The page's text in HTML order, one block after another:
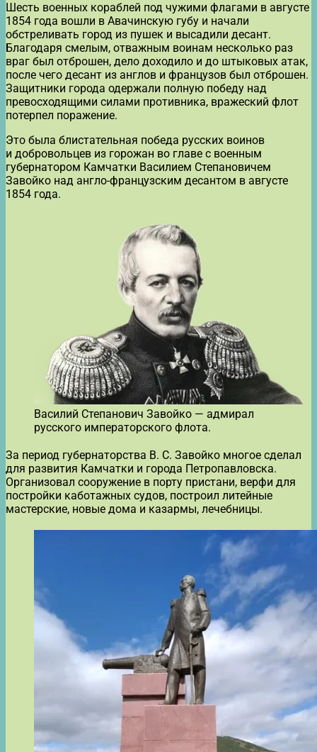
Шесть военных кораблей под чужими флагами в августе
1854 года вошли в Авачинскую губу и начали
обстреливать город из пушек и высадили десант.
Благодаря смелым, отважным воинам несколько раз
враг был отброшен, дело доходило и до штыковых атак,
после чего десант из англов и французов был отброшен.
Защитники города одержали полную победу над
превосходящими силами противника, вражеский флот
потерпел поражение.
Это была блистательная победа русских воинов
и добровольцев из горожан во главе с военным
губернатором Камчатки Василием Степановичем
Завойко над англо-французским десантом в августе
1854 года.
Василий Степанович Завойко — адмирал
русского императорского флота.
За период губернаторства В. С. Завойко многое сделал
для развития Камчатки и города Петропавловска.
Организовал сооружение в порту пристани, верфи для
постройки каботажных судов, построил литейные
мастерские, новые дома и казармы, лечебницы.